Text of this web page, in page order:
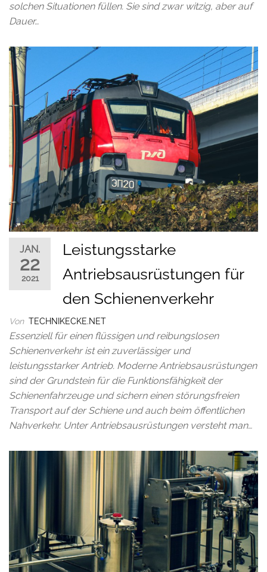
solchen Situationen füllen. Sie sind zwar witzig, aber auf
Dauer…
JAN.
22
2021
Leistungsstarke
Antriebsausrüstungen für
den Schienenverkehr
Von TECHNIKECKE.NET
Essenziell für einen flüssigen und reibungslosen
Schienenverkehr ist ein zuverlässiger und
leistungsstarker Antrieb. Moderne Antriebsausrüstungen
sind der Grundstein für die Funktionsfähigkeit der
Schienenfahrzeuge und sichern einen störungsfreien
Transport auf der Schiene und auch beim öffentlichen
Nahverkehr. Unter Antriebsausrüstungen versteht man…